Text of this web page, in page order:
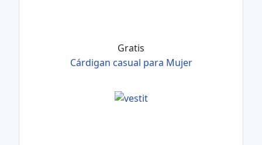
Gratis
Cárdigan casual para Mujer